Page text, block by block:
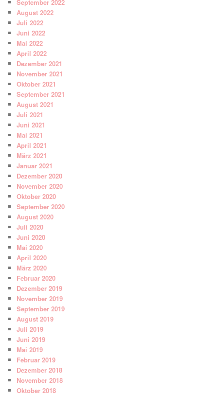
September 2022
August 2022
Juli 2022
Juni 2022
Mai 2022
April 2022
Dezember 2021
November 2021
Oktober 2021
September 2021
August 2021
Juli 2021
Juni 2021
Mai 2021
April 2021
März 2021
Januar 2021
Dezember 2020
November 2020
Oktober 2020
September 2020
August 2020
Juli 2020
Juni 2020
Mai 2020
April 2020
März 2020
Februar 2020
Dezember 2019
November 2019
September 2019
August 2019
Juli 2019
Juni 2019
Mai 2019
Februar 2019
Dezember 2018
November 2018
Oktober 2018